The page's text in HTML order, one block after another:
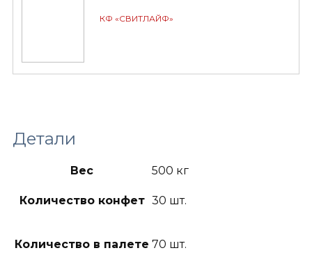
КФ «СВИТЛАЙФ»
Детали
Вес 500 кг
Количество конфет 30 шт.
Количество в палете 70 шт.